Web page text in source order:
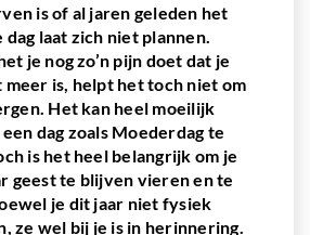
is of al jaren geleden het
dag laat zich niet plannen.
je nog zo’n pijn doet dat je
is, helpt het toch niet om
Het kan heel moeilijk
dag zoals Moederdag te
is het heel belangrijk om je
geest te blijven vieren en te
je dit jaar niet fysiek
ze wel bij je is in herinnering.